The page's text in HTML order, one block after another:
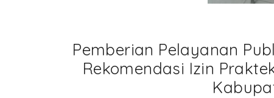
Pemberian Pelayanan
Rekomendasi Izin